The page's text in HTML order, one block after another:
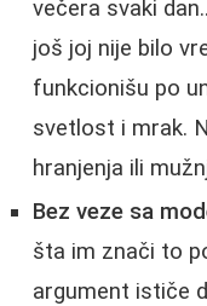
večera svaki
još joj nije bilo
funkcionišu po
svetlost i mrak.
hranjenja ili
Bez veze sa
šta im znači to
argument ističe